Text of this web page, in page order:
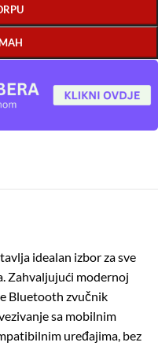
idealan izbor za sve
Zahvaljujući modernoj
Bluetooth zvučnik
sa mobilnim
uređajima, bez